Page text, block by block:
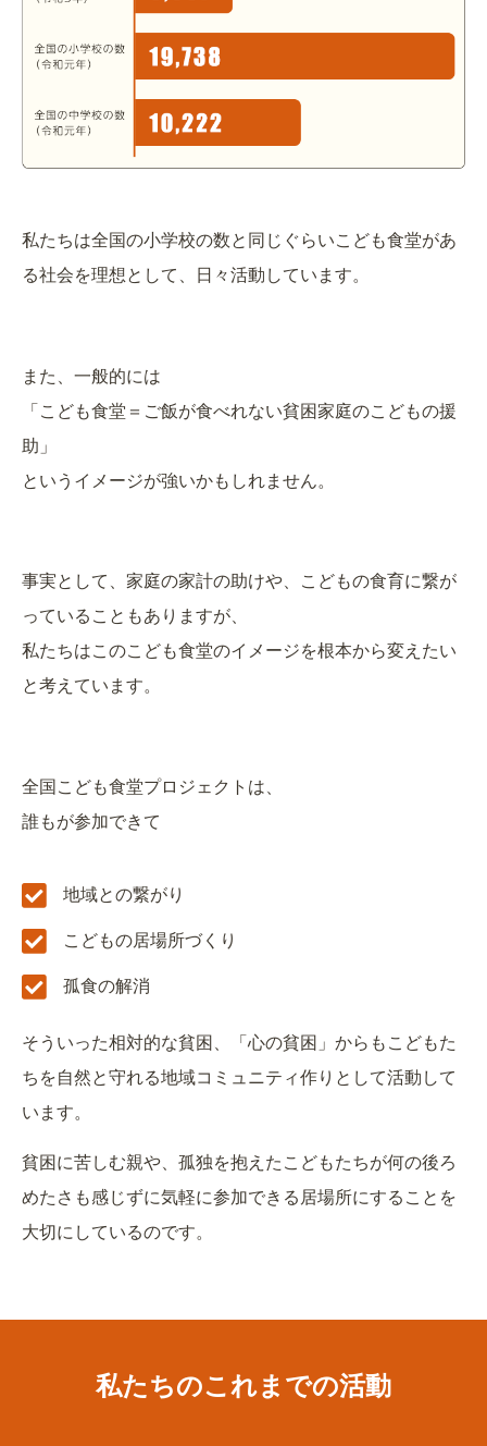
私たちは全国の小学校の数と同じぐらいこども食堂があ
る社会を理想として、日々活動しています。
また、一般的には
「こども食堂＝ご飯が食べれない貧困家庭のこどもの援
助」
というイメージが強いかもしれません。
事実として、家庭の家計の助けや、こどもの食育に繋が
っていることもありますが、
私たちはこのこども食堂のイメージを根本から変えたい
と考えています。
全国こども食堂プロジェクトは、
誰もが参加できて
地域との繋がり
こどもの居場所づくり
孤食の解消
そういった相対的な貧困、「心の貧困」からもこどもた
ちを自然と守れる地域コミュニティ作りとして活動して
います。
貧困に苦しむ親や、孤独を抱えたこどもたちが何の後ろ
めたさも感じずに気軽に参加できる居場所にすることを
大切にしているのです。
私たちのこれまでの活動